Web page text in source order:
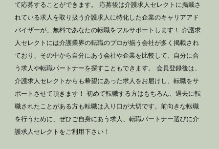
て応募することができます。 応募後は介護求人セレクトに掲載さ
れている求人を取り扱う介護求人に特化した企業のキャリアアド
バイザーが、無料であなたの転職をフルサポートします！ 介護求
人セレクトには介護業界の転職のプロが揃う会社が多く掲載され
ており、その中から自分にあう会社や企業を比較して、自分に合
う求人や転職パートナーを探すこともできます。 会員登録後は、
介護求人セレクトからも希望にあった求人をお届けし、転職をサ
ポートさせて頂きます！ 初めて転職する方はもちろん、過去に転
職されたことがある方も転職は入り口が大切です。前向きな転職
を行うために、ぜひご自身にあう求人、転職パートナー選びに介
護求人セレクトをご利用下さい！